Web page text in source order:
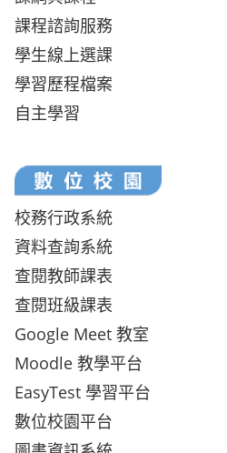
課程諮詢服務
學生線上選課
學習歷程檔案
自主學習
校務行政系統
資料查詢系統
查閱教師課表
查閱班級課表
Google Meet 教室
Moodle 教學平台
EasyTest 學習平台
數位校園平台